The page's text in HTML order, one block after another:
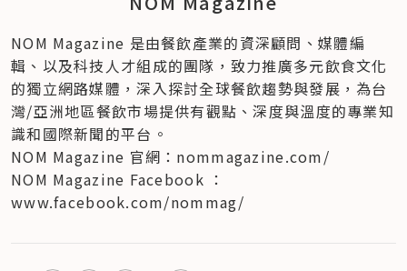
NOM Magazine 是由餐飲產業的資深顧問、媒體編
輯、以及科技人才組成的團隊，致力推廣多元飲食文化
的獨立網路媒體，深入探討全球餐飲趨勢與發展，為台
灣/亞洲地區餐飲市場提供有觀點、深度與溫度的專業知
識和國際新聞的平台。
NOM Magazine 官網：nommagazine.com/
NOM Magazine Facebook ：
www.facebook.com/nommag/